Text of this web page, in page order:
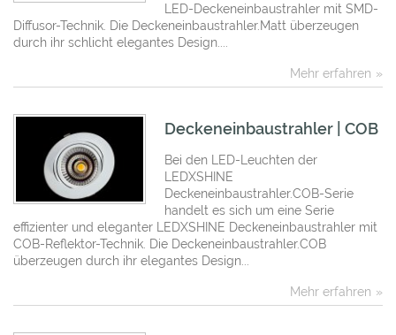
Mehr erfahren
LED-Deckeneinbaustrahler mit SMD-
Diffusor-Technik. Die Deckeneinbaustrahler.Matt überzeugen
durch ihr schlicht elegantes Design....
Mehr erfahren
Deckeneinbaustrahler | COB
Bei den LED-Leuchten der
LEDXSHINE
Deckeneinbaustrahler.COB-Serie
handelt es sich um eine Serie
effizienter und eleganter LEDXSHINE Deckeneinbaustrahler mit
COB-Reflektor-Technik. Die Deckeneinbaustrahler.COB
überzeugen durch ihr elegantes Design...